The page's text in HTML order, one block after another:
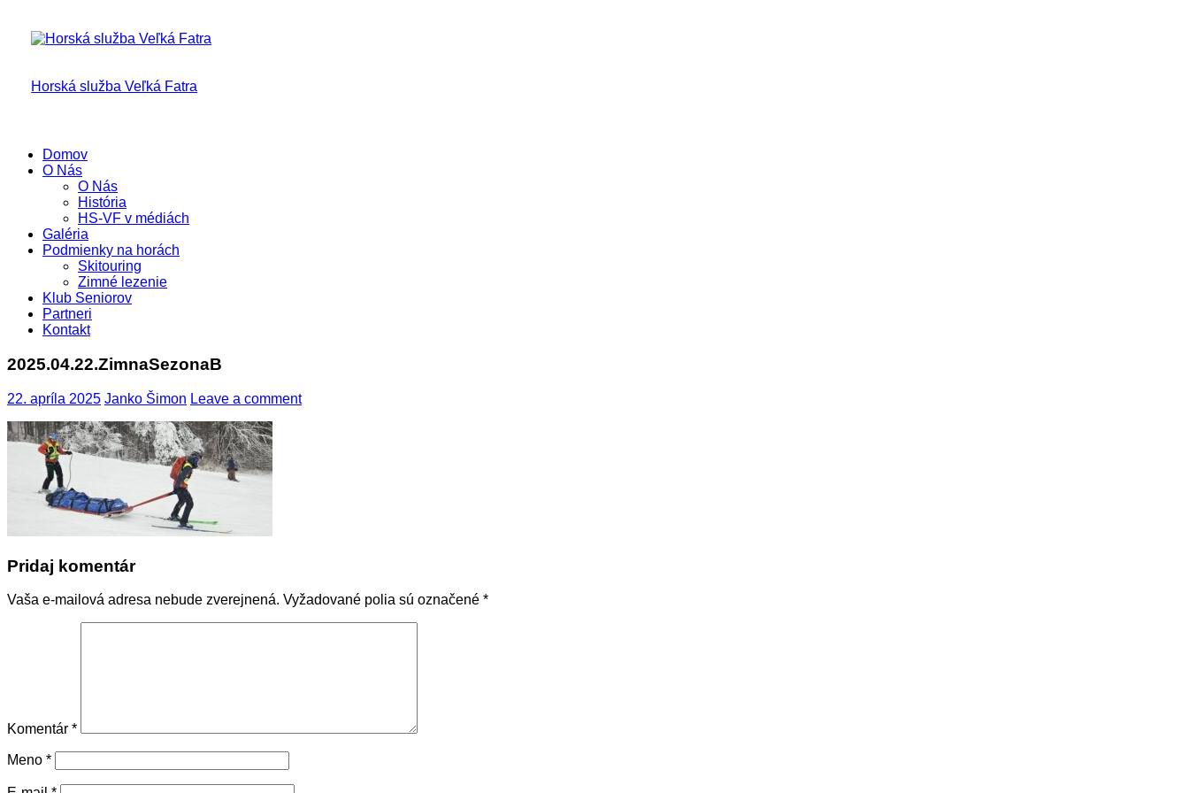
content
Horská služba Veľká Fatra
Domov
O Nás
O Nás
História
HS-VF v médiách
Galéria
Podmienky na horách
Skitouring
Zimné lezenie
Klub Seniorov
Partneri
Kontakt
2025.04.22.ZimnaSezonaB
22. apríla 2025 Janko Šimon Leave a comment
Pridaj komentár
Vaša e-mailová adresa nebude zverejnená. Vyžadované polia sú označené *
Komentár *
Meno *